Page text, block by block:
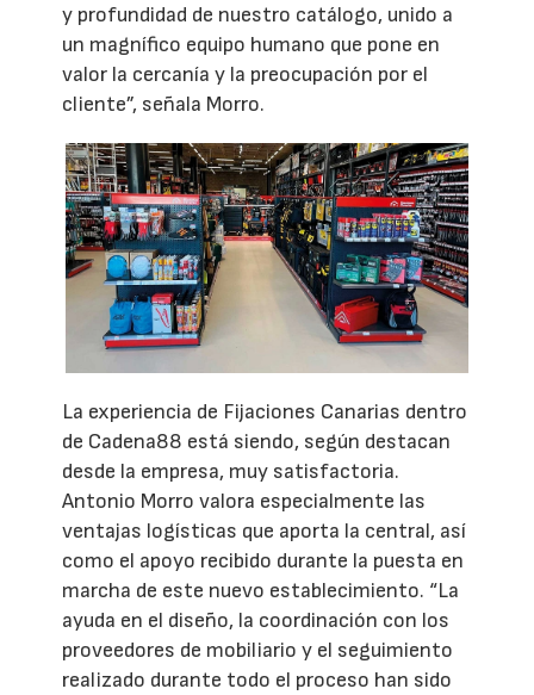
y profundidad de nuestro catálogo, unido a
un magnífico equipo humano que pone en
valor la cercanía y la preocupación por el
cliente”, señala Morro.
La experiencia de Fijaciones Canarias dentro
de Cadena88 está siendo, según destacan
desde la empresa, muy satisfactoria.
Antonio Morro valora especialmente las
ventajas logísticas que aporta la central, así
como el apoyo recibido durante la puesta en
marcha de este nuevo establecimiento. “La
ayuda en el diseño, la coordinación con los
proveedores de mobiliario y el seguimiento
realizado durante todo el proceso han sido